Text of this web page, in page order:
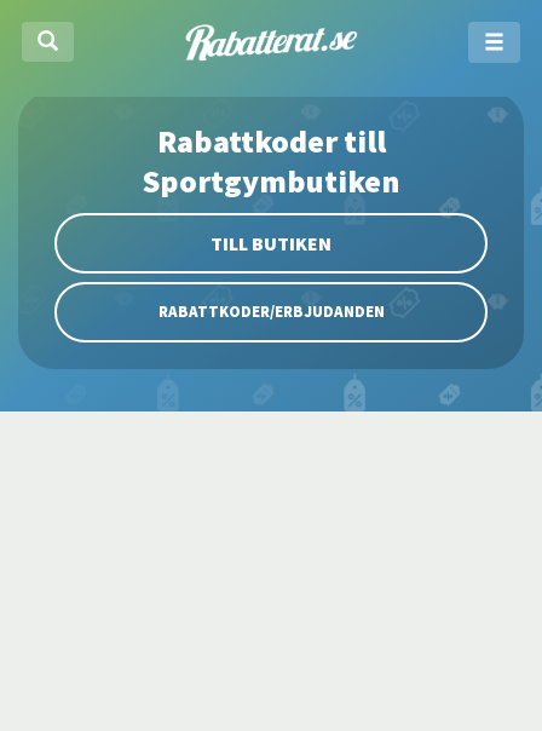
Rabattkoder till
Sportgymbutiken
TILL BUTIKEN
RABATTKODER/ERBJUDANDEN